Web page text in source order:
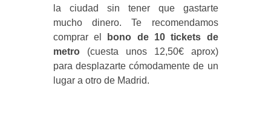
la ciudad sin tener que gastarte
mucho dinero. Te recomendamos
comprar el
bono de 10 tickets de
metro(cuesta unos 12,50€ aprox)
para desplazarte cómodamente de un
lugar a otro de Madrid.